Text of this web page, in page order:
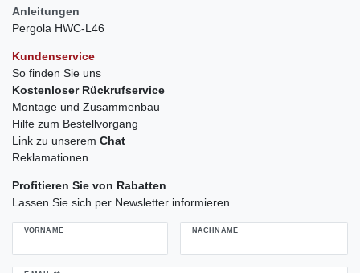
Anleitungen
Pergola HWC-L46
Kundenservice
So finden Sie uns
Kostenloser Rückrufservice
Montage und Zusammenbau
Hilfe zum Bestellvorgang
Link zu unserem Chat
Reklamationen
Profitieren Sie von Rabatten
Lassen Sie sich per Newsletter informieren
VORNAME NACHNAME